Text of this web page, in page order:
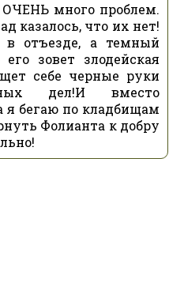
много проблем.
казалось, что их нет!
отъезде, а темный
зовет злодейская
себе черные руки
дел!И вместо
я бегаю по кладбищам
Фолианта к добру